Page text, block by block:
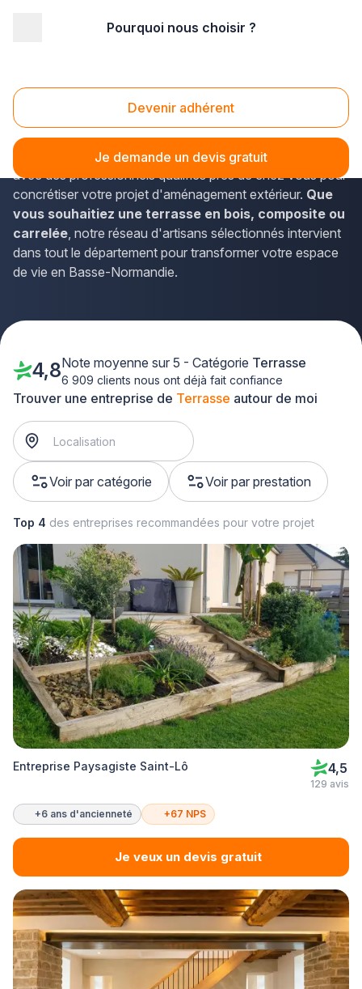
Pourquoi nous choisir ?
Devenir adhérent
Je demande un devis gratuit
Terrasse Manche (50)
Vous envisagez la création d'uneterrasse dans la
? La solution Plus que pro vous met en relation
avec des professionnels qualifiés près de chez vous pour
concrétiser votre projet d'aménagement extérieur. Que
vous souhaitiez une terrasse en bois, composite ou
carrelée, notre réseau d'artisans sélectionnés intervient
dans tout le département pour transformer votre espace
de vie en Basse-Normandie.
Trouver une entreprise de Terrasse autour de moi
Voir par catégorie Voir par prestation
4,8Note moyenne sur 5 - Catégorie Terrasse
6 909 clients nous ont déjà fait confiance
Top 4 des entreprises recommandées pour votre projet
Entreprise Paysagiste Saint-Lô 4,5
129 avis
+6 ans d'ancienneté +67 NPS
Je veux un devis gratuit